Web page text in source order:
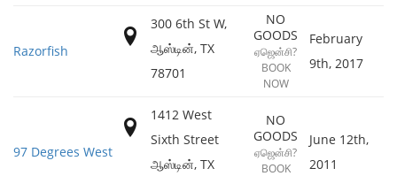
Razorfish
300 6th St W,
ஆஸ்டின், TX
78701
NO
GOODS
ஏஜென்சி?
BOOK
NOW
February
9th, 2017
97 Degrees West
1412 West
Sixth Street
ஆஸ்டின், TX
NO
GOODS
ஏஜென்சி?
BOOK
June 12th,
2011